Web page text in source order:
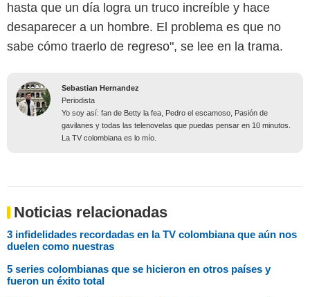
hasta que un día logra un truco increíble y hace
desaparecer a un hombre. El problema es que no
sabe cómo traerlo de regreso", se lee en la trama.
Sebastian Hernandez
Periodista
Yo soy así: fan de Betty la fea, Pedro el escamoso, Pasión de
gavilanes y todas las telenovelas que puedas pensar en 10 minutos.
La TV colombiana es lo mío.
Noticias relacionadas
3 infidelidades recordadas en la TV colombiana que aún nos
duelen como nuestras
5 series colombianas que se hicieron en otros países y
fueron un éxito total